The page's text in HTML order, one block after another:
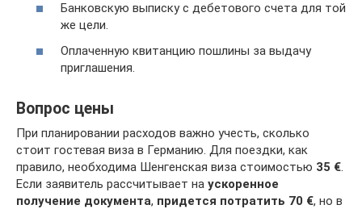
Банковскую выписку с дебетового счета для той
же цели.
Оплаченную квитанцию пошлины за выдачу
приглашения.
Вопрос цены
При планировании расходов важно учесть, сколько
стоит гостевая виза в Германию. Для поездки, как
правило, необходима Шенгенская виза стоимостью 35 €
Если заявитель рассчитывает на ускоренное
получение документа, придется потратить 70 €, но в